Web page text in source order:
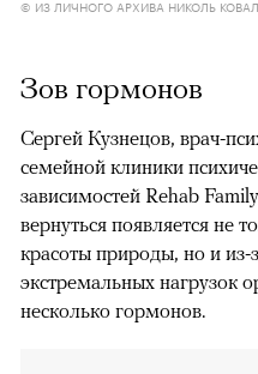
© ИЗ ЛИЧНОГО АРХИВА НИКОЛЬ
Зов гормонов
Сергей Кузнецов, врач-
семейной клиники
зависимостей Rehab
вернуться появляется не
красоты природы, но и
экстремальных нагрузок
несколько гормонов.